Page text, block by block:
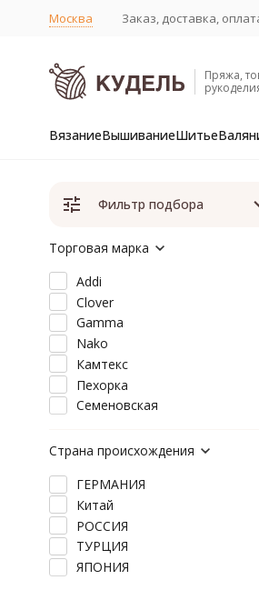
Москва Заказ, доставка,
Пряжа,
ВязаниеВышиваниеШитье
Фильтр подбора
Торговая марка
Addi
Clover
Gamma
Nako
Камтекс
Пехорка
Семеновская
Страна происхождения
ГЕРМАНИЯ
Китай
РОССИЯ
ТУРЦИЯ
ЯПОНИЯ